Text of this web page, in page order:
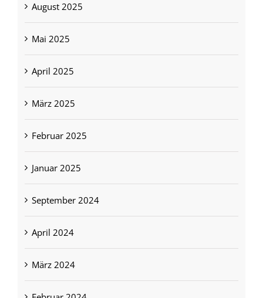
August 2025
Mai 2025
April 2025
März 2025
Februar 2025
Januar 2025
September 2024
April 2024
März 2024